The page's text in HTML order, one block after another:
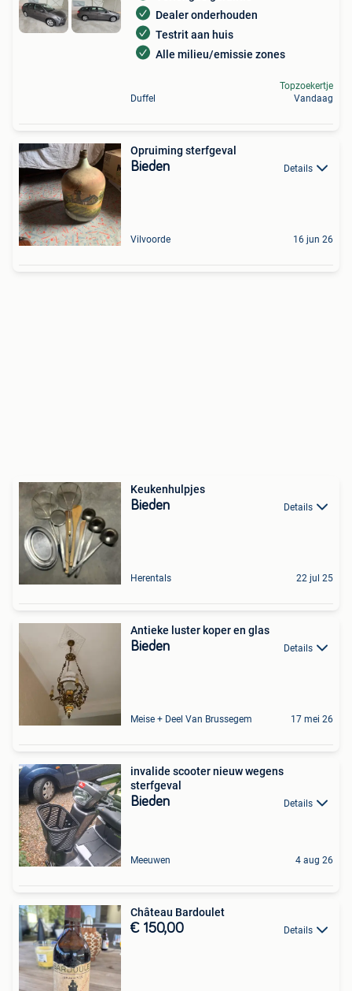
Dealer onderhouden
Testrit aan huis
Alle milieu/emissie zones
Duffel
Topzoekertje
Vandaag
Opruiming sterfgeval
Bieden Details
Vilvoorde 16 jun 26
Keukenhulpjes
Bieden Details
Herentals 22 jul 25
Antieke luster koper en glas
Bieden Details
Meise + Deel Van Brussegem 17 mei 26
invalide scooter nieuw wegens
sterfgeval
Bieden Details
Meeuwen 4 aug 26
Château Bardoulet
€ 150,00 Details